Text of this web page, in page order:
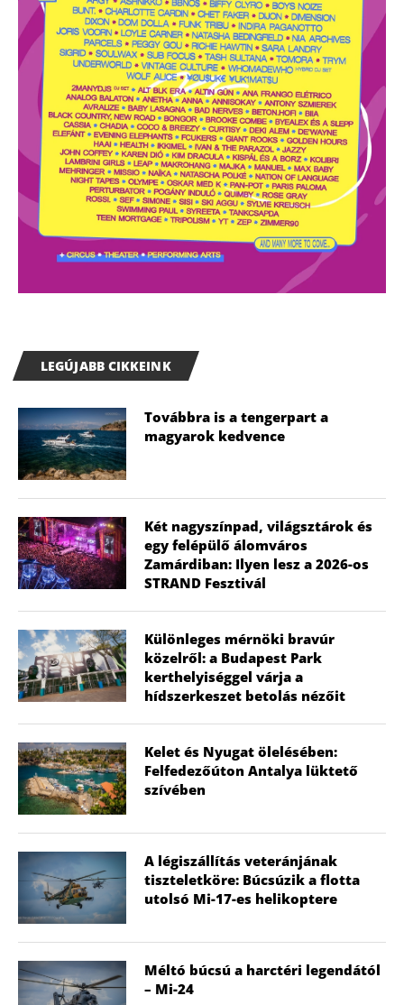
LEGÚJABB CIKKEINK
Továbbra is a tengerpart a
magyarok kedvence
Két nagyszínpad, világsztárok és
egy felépülő álomváros
Zamárdiban: Ilyen lesz a 2026-os
STRAND Fesztivál
Különleges mérnöki bravúr
közelről: a Budapest Park
kerthelyiséggel várja a
hídszerkeszet betolás nézőit
Kelet és Nyugat ölelésében:
Felfedezőúton Antalya lüktető
szívében
A légiszállítás veteránjának
tiszteletköre: Búcsúzik a flotta
utolsó Mi-17-es helikoptere
Méltó búcsú a harctéri legendától
– Mi-24